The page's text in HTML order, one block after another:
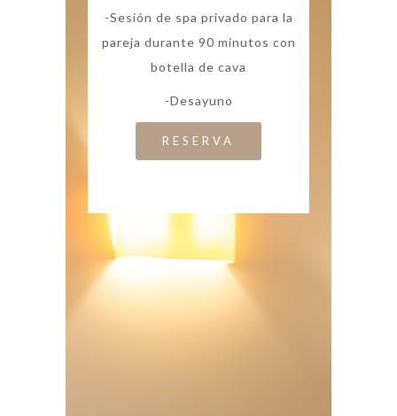
-Sesión de spa privado para la
pareja durante 90 minutos con
botella de cava
-Desayuno
RESERVA